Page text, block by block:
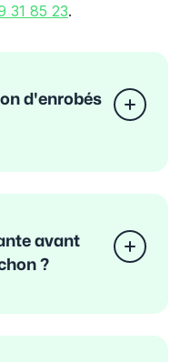
31 85 23.
d'enrobés
avant
?